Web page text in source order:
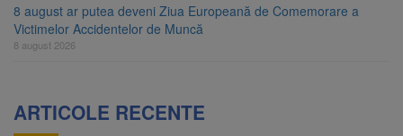
8 august ar putea deveni Ziua Europeană de Comemorare a
Victimelor Accidentelor de Muncă
8 august 2026
ARTICOLE RECENTE